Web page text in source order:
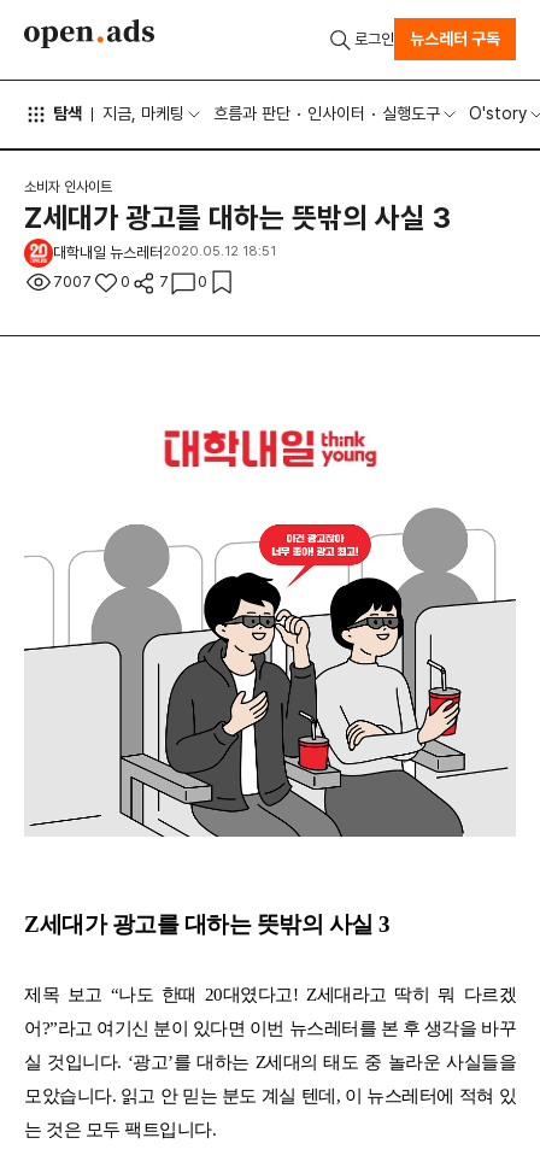
탐색 지금, 마케팅 흐름과 판단 인사이터 실행도구 O'story
로그인 뉴스레터 구독
소비자 인사이트
Z세대가 광고를 대하는 뜻밖의 사실 3
대학내일 뉴스레터 2020.05.12 18:51
7007 0 7 0
Z세대가 광고를 대하는 뜻밖의 사실 3
제목 보고 “나도 한때 20대였다고! Z세대라고 딱히 뭐 다르겠
어?”라고 여기신 분이 있다면 이번 뉴스레터를 본 후 생각을 바꾸
실 것입니다. ‘광고’를 대하는 Z세대의 태도 중 놀라운 사실들을
모았습니다. 읽고 안 믿는 분도 계실 텐데, 이 뉴스레터에 적혀 있
는 것은 모두 팩트입니다.